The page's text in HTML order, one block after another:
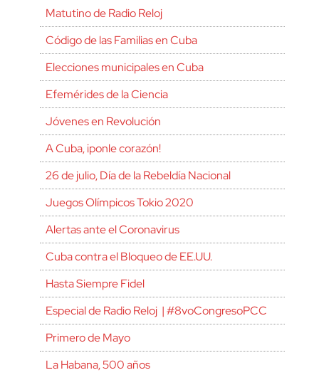
Matutino de Radio Reloj
Código de las Familias en Cuba
Elecciones municipales en Cuba
Efemérides de la Ciencia
Jóvenes en Revolución
A Cuba, ¡ponle corazón!
26 de julio, Día de la Rebeldía Nacional
Juegos Olímpicos Tokio 2020
Alertas ante el Coronavirus
Cuba contra el Bloqueo de EE.UU.
Hasta Siempre Fidel
Especial de Radio Reloj | #8voCongresoPCC
Primero de Mayo
La Habana, 500 años